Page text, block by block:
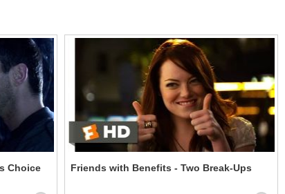
Choice Friends with Benefits - Two Break-Ups